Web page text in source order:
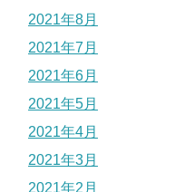
2021年8月
2021年7月
2021年6月
2021年5月
2021年4月
2021年3月
2021年2月